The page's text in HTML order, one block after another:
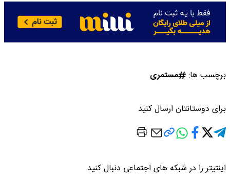
برچسب ها: مستمری
برای دوستانتان ارسال کنید
اینتیتر را در شبکه های اجتماعی دنبال کنید